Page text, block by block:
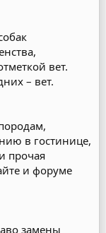
вет.
– вет.
в гостинице,
прочая
и форуме
замены